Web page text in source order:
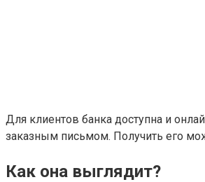
Для клиентов банка доступна и
заказным письмом. Получить его
Как она выглядит?